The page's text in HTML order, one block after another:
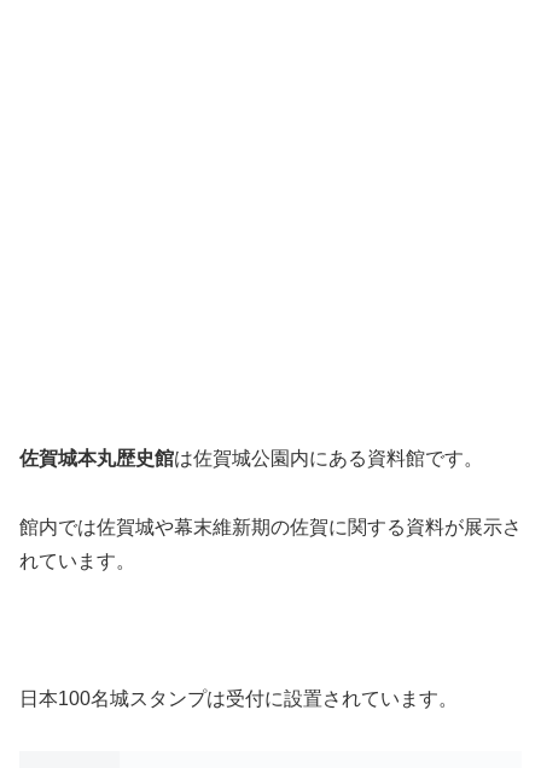
佐賀城本丸歴史館は佐賀城公園内にある資料館です。
館内では佐賀城や幕末維新期の佐賀に関する資料が展示さ
れています。
日本100名城スタンプは受付に設置されています。